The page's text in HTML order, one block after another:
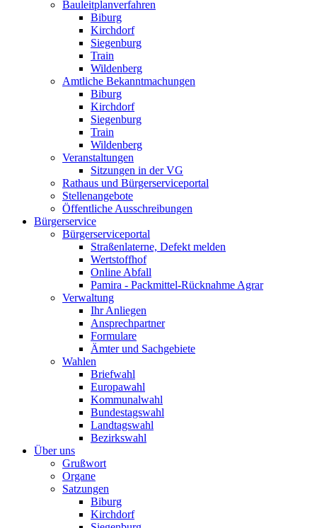
Bauleitplanverfahren
Biburg
Kirchdorf
Siegenburg
Train
Wildenberg
Amtliche Bekanntmachungen
Biburg
Kirchdorf
Siegenburg
Train
Wildenberg
Veranstaltungen
Sitzungen in der VG
Rathaus und Bürgerserviceportal
Stellenangebote
Öffentliche Ausschreibungen
Bürgerservice
Bürgerserviceportal
Straßenlaterne, Defekt melden
Wertstoffhof
Online Abfall
Pamira - Packmittel-Rücknahme Agrar
Verwaltung
Ihr Anliegen
Ansprechpartner
Formulare
Ämter und Sachgebiete
Wahlen
Briefwahl
Europawahl
Kommunalwahl
Bundestagswahl
Landtagswahl
Bezirkswahl
Über uns
Grußwort
Organe
Satzungen
Biburg
Kirchdorf